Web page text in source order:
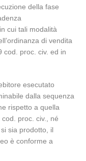
della fase
cui tali modalità
di vendita
cod. proc. civ. ed in
esecutato
dalla sequenza
rispetto a quella
proc. civ., né
sia prodotto, il
è conforme a